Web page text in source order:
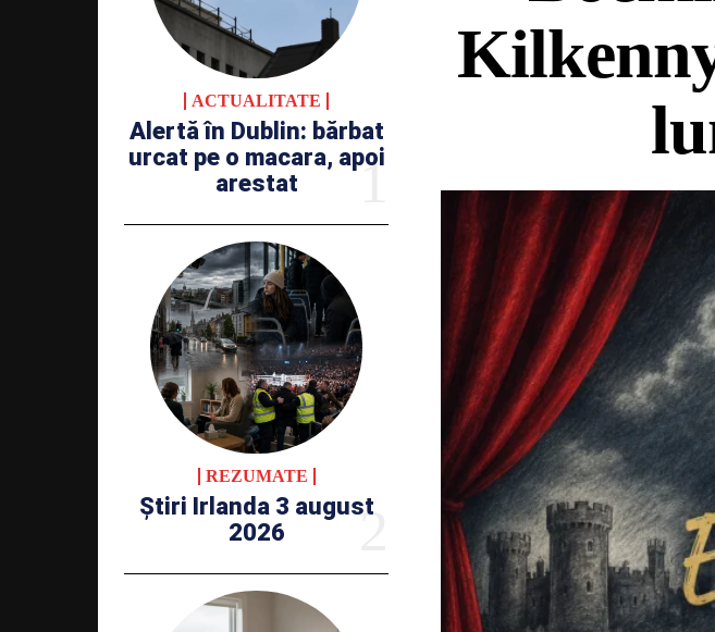
ACTUALITATE
Alertă în Dublin: bărbat
urcat pe o macara, apoi
arestat
REZUMATE
Știri Irlanda 3 august
2026